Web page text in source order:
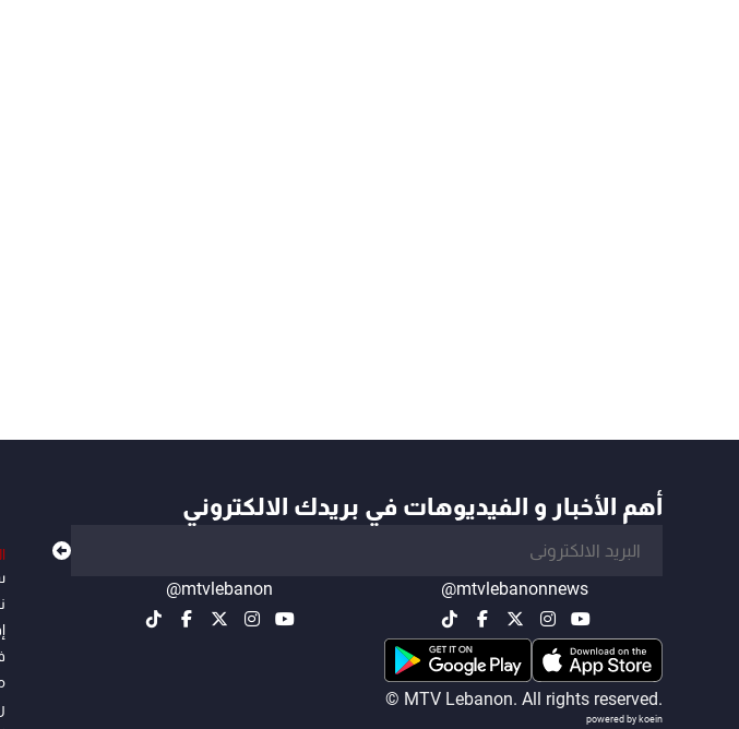
أهم الأخبار و الفيديوهات في بريدك الالكتروني
@mtvlebanonnews
@mtvlebanon
© MTV Lebanon. All rights reserved.
powered by koein